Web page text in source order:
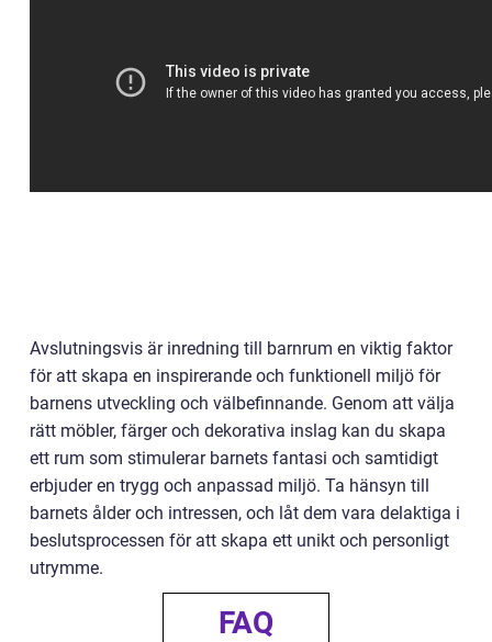
Avslutningsvis är inredning till barnrum en viktig faktor
för att skapa en inspirerande och funktionell miljö för
barnens utveckling och välbefinnande. Genom att välja
rätt möbler, färger och dekorativa inslag kan du skapa
ett rum som stimulerar barnets fantasi och samtidigt
erbjuder en trygg och anpassad miljö. Ta hänsyn till
barnets ålder och intressen, och låt dem vara delaktiga i
beslutsprocessen för att skapa ett unikt och personligt
utrymme.
FAQ